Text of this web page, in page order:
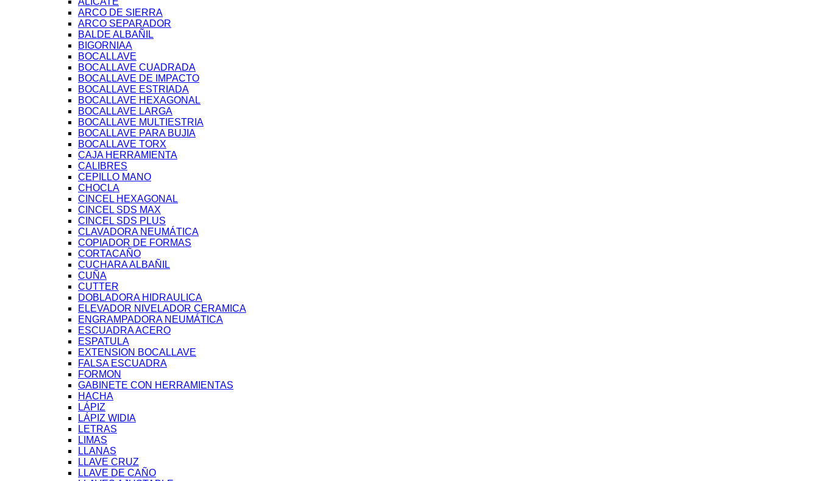
ARCO DE SIERRA
ARCO SEPARADOR
BALDE ALBAÑIL
BIGORNIAA
BOCALLAVE
BOCALLAVE CUADRADA
BOCALLAVE DE IMPACTO
BOCALLAVE ESTRIADA
BOCALLAVE HEXAGONAL
BOCALLAVE LARGA
BOCALLAVE MULTIESTRIA
BOCALLAVE PARA BUJIA
BOCALLAVE TORX
CAJA HERRAMIENTA
CALIBRES
CEPILLO MANO
CHOCLA
CINCEL HEXAGONAL
CINCEL SDS MAX
CINCEL SDS PLUS
CLAVADORA NEUMÁTICA
COPIADOR DE FORMAS
CORTACAÑO
CUCHARA ALBAÑIL
CUÑA
CUTTER
DOBLADORA HIDRAULICA
ELEVADOR NIVELADOR CERAMICA
ENGRAMPADORA NEUMÁTICA
ESCUADRA ACERO
ESPATULA
EXTENSION BOCALLAVE
FALSA ESCUADRA
FORMON
GABINETE CON HERRAMIENTAS
HACHA
LÁPIZ
LÁPIZ WIDIA
LETRAS
LIMAS
LLANAS
LLAVE CRUZ
LLAVE DE CAÑO